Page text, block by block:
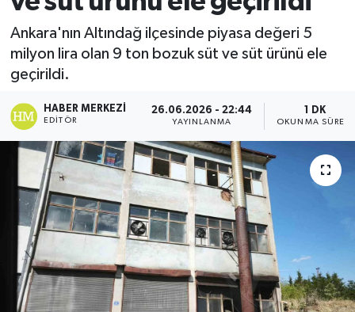
Ankara'nın Altındağ ilçesinde piyasa değeri 5
milyon lira olan 9 ton bozuk süt ve süt ürünü ele
geçirildi.
HABER MERKEZI
EDITÖR
26.06.2026 - 22:44
YAYINLANMA
1 DK
OKUNMA SÜRESI
Ekonomi
Sağlık
Tokat Haber